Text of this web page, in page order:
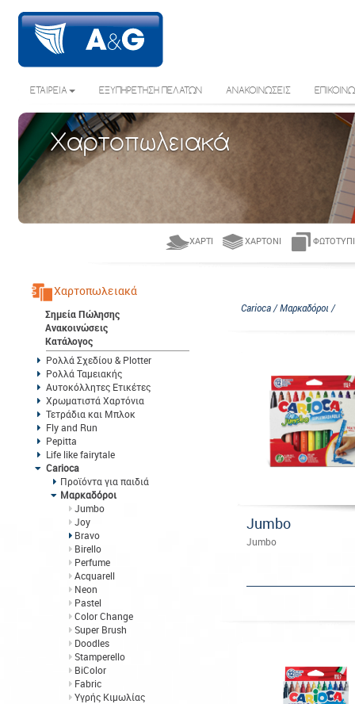
ΕΤΑΙΡΕΙΑ ΕΞΥΠΗΡΕΤΗΣΗ ΠΕΛΑΤΩΝ ΑΝΑΚΟΙΝΩΣΕΙΣ
Χαρτοπωλειακά
ΧΑΡΤΊ ΧΑΡΤΌΝΙ
Χαρτοπωλειακά
Σημεία Πώλησης
Ανακοινώσεις
Κατάλογος
Ρολλά Σχεδίου & Plotter
Ρολλά Ταμειακής
Αυτοκόλλητες Ετικέτες
Χρωματιστά Χαρτόνια
Τετράδια και Μπλοκ
Fly and Run
Pepitta
Life like fairytale
Carioca
Προϊόντα για παιδιά
Μαρκαδόροι
Jumbo
Joy
Bravo
Birello
Perfume
Acquarell
Neon
Pastel
Color Change
Super Brush
Doodles
Stamperello
BiColor
Fabric
Υγρής Κιμωλίας
Carioca / Μαρκαδόροι /
Jumbo
Jumbo